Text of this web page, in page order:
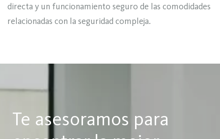
directa y un funcionamiento seguro de las comodidades
relacionadas con la seguridad compleja.
Te asesoramos para